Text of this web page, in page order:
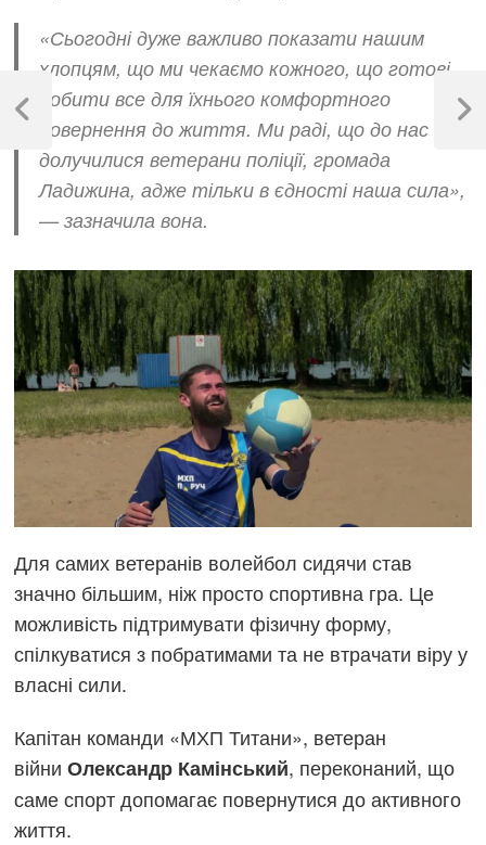
«Сьогодні дуже важливо показати нашим
хлопцям, що ми чекаємо кожного, що готові
робити все для їхнього комфортного
повернення до життя. Ми раді, що до нас
долучилися ветерани поліції, громада
Ладижина, адже тільки в єдності наша сила»,
— зазначила вона.
Для самих ветеранів волейбол сидячи став
значно більшим, ніж просто спортивна гра. Це
можливість підтримувати фізичну форму,
спілкуватися з побратимами та не втрачати віру у
власні сили.
Капітан команди «МХП Титани», ветеран
війниОлександр Камінський, переконаний, що
саме спорт допомагає повернутися до активного
життя.
Навігація
записів
Previous
Next